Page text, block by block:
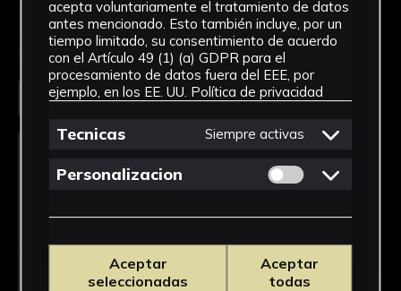
Seleccionar
acepta voluntariamente el tratamiento de datos
antes mencionado. Esto también incluye, por un
tiempo limitado, su consentimiento de acuerdo
con el Artículo 49 (1) (a) GDPR para el
procesamiento de datos fuera del EEE, por
ejemplo, en los EE. UU. Política de privacidad
Tecnicas Siempre activas
Personalizacion Permitir cookies
Aceptar
seleccionadas
Aceptar
todas